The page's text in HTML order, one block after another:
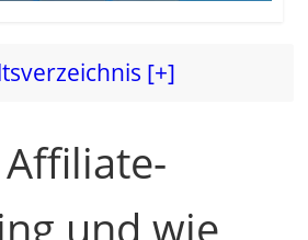
[+]
und wie